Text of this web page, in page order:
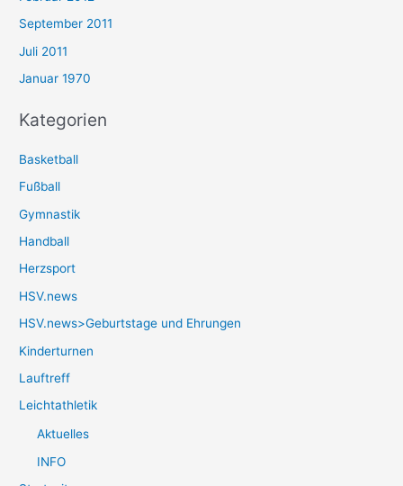
September 2011
Juli 2011
Januar 1970
Kategorien
Basketball
Fußball
Gymnastik
Handball
Herzsport
HSV.news
HSV.news>Geburtstage und Ehrungen
Kinderturnen
Lauftreff
Leichtathletik
Aktuelles
INFO